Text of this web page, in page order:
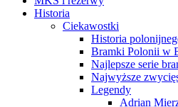
Historia
Ciekawostki
Historia
Bramki Polonii w
Najlepsze serie
Najwyższe
Legendy
Adrian